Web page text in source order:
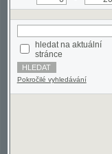
stránce
Pokročilé vyhledávání